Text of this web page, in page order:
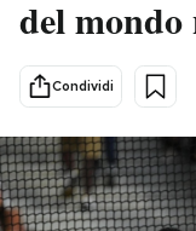
Sport
PODCAST
del mondo
Condividi